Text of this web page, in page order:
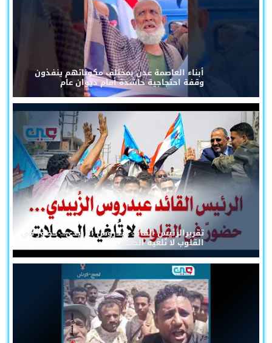
أبناء العاصمة عدن بمختلف مكوناتهم ينفذون
وقفة احتجاجية حاشدة أمام ديوان عام
تقريرالرئيس القائد عيدروس الزُبيدي... حضورٌ في
القلوب لا تُلغيه الحملات